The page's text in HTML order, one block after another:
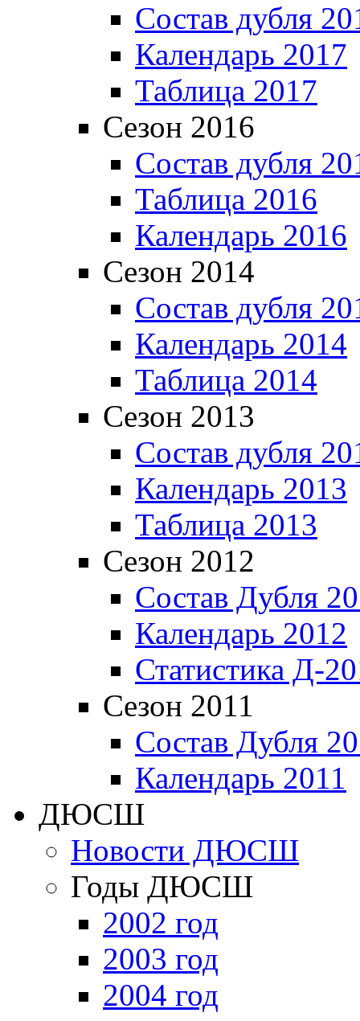
Состав дубля
Календарь 2017
Таблица 2017
Сезон 2016
Состав дубля
Таблица 2016
Календарь 2016
Сезон 2014
Состав дубля
Календарь 2014
Таблица 2014
Сезон 2013
Состав дубля
Календарь 2013
Таблица 2013
Сезон 2012
Состав Дубля
Календарь 2012
Статистика Д-
Сезон 2011
Состав Дубля
Календарь 2011
ДЮСШ
Новости ДЮСШ
Годы ДЮСШ
2002 год
2003 год
2004 год